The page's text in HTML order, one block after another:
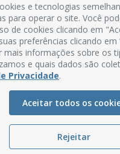
do Imperador, 78, Centro
58.280-000 - Mamanguape/PB
e tecnologias
para operar o site. Você
de cookies clicando em
preferências clicando em
mais informações sobre os
e quais dados são
Privacidade.
Aceitar todos os
Rejeitar